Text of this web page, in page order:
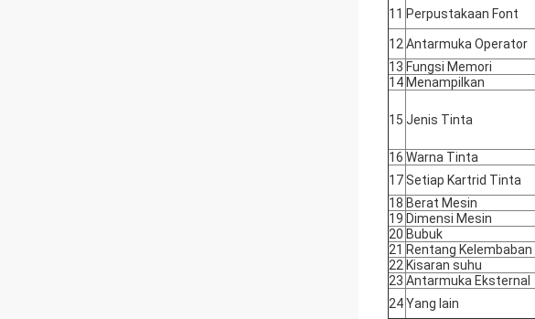
11 Perpustakaan Font
12 Antarmuka Operator
13 Fungsi Memori
14 Menampilkan
15 Jenis Tinta
16 Warna Tinta
17Setiap Kartrid Tinta
18 Berat Mesin
19 Dimensi Mesin
20 Bubuk
21 Rentang Kelembaban
22 Kisaran suhu
23 Antarmuka Eksternal
24Yang lain